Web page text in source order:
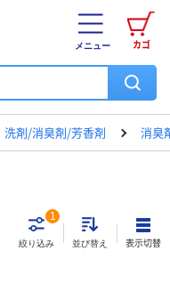
カゴ
メニュー
洗剤/消臭剤/芳香剤 消臭
絞り込み
1
並び替え 表示切替